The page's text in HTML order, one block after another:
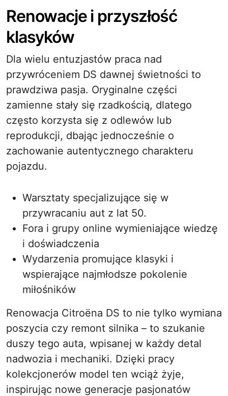
Renowacje i przyszłość
klasyków
Dla wielu entuzjastów praca nad
przywróceniem DS dawnej świetności to
prawdziwa pasja. Oryginalne części
zamienne stały się rzadkością, dlatego
często korzysta się z odlewów lub
reprodukcji, dbając jednocześnie o
zachowanie autentycznego charakteru
pojazdu.
Warsztaty specjalizujące się w
przywracaniu aut z lat 50.
Fora i grupy online wymieniające wiedzę
i doświadczenia
Wydarzenia promujące klasyki i
wspierające najmłodsze pokolenie
miłośników
Renowacja Citroëna DS to nie tylko wymiana
poszycia czy remont silnika – to szukanie
duszy tego auta, wpisanej w każdy detal
nadwozia i mechaniki. Dzięki pracy
kolekcjonerów model ten wciąż żyje,
inspirując nowe generacje pasjonatów